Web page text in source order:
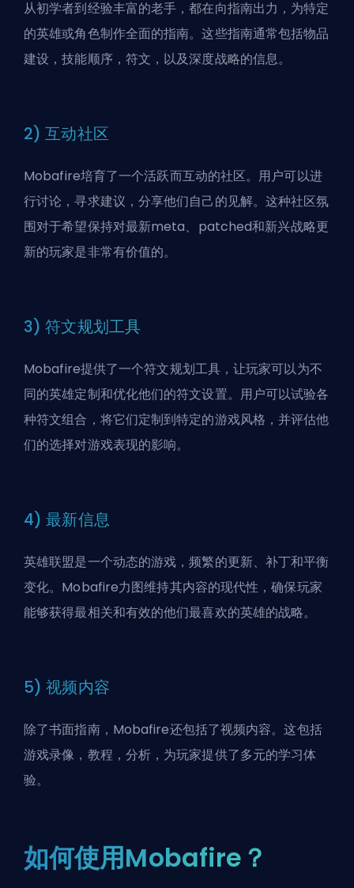
从初学者到经验丰富的老手，都在向指南出力，为特定
的英雄或角色制作全面的指南。这些指南通常包括物品
建设，技能顺序，符文，以及深度战略的信息。
2) 互动社区
Mobafire培育了一个活跃而互动的社区。用户可以进
行讨论，寻求建议，分享他们自己的见解。这种社区氛
围对于希望保持对最新meta、patched和新兴战略更
新的玩家是非常有价值的。
3) 符文规划工具
Mobafire提供了一个符文规划工具，让玩家可以为不
同的英雄定制和优化他们的符文设置。用户可以试验各
种符文组合，将它们定制到特定的游戏风格，并评估他
们的选择对游戏表现的影响。
4) 最新信息
英雄联盟是一个动态的游戏，频繁的更新、补丁和平衡
变化。Mobafire力图维持其内容的现代性，确保玩家
能够获得最相关和有效的他们最喜欢的英雄的战略。
5) 视频内容
除了书面指南，Mobafire还包括了视频内容。这包括
游戏录像，教程，分析，为玩家提供了多元的学习体
验。
如何使用Mobafire？